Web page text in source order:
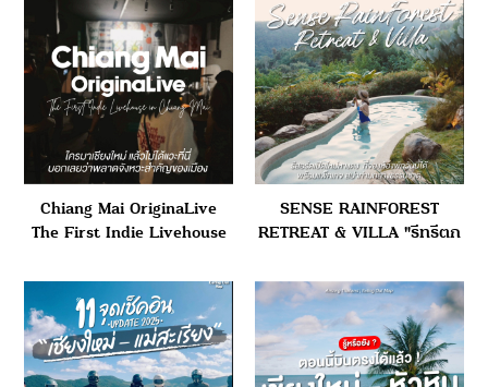
Chiang Mai OriginaLive
The First Indie Livehouse
SENSE RAINFOREST
RETREAT & VILLA "รีทรีตก
– หางดง เชียงใหม่"